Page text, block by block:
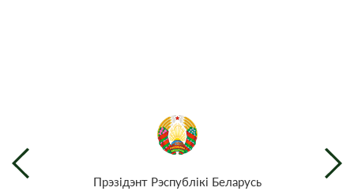
Прэзiдэнт Рэспублiкi Беларусь